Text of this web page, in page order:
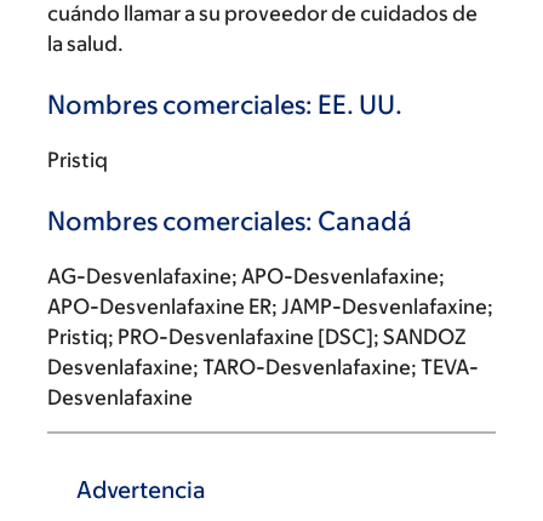
cuándo llamar a su proveedor de cuidados de
la salud.
Nombres comerciales: EE. UU.
Pristiq
Nombres comerciales: Canadá
AG-Desvenlafaxine; APO-Desvenlafaxine;
APO-Desvenlafaxine ER; JAMP-Desvenlafaxine;
Pristiq; PRO-Desvenlafaxine [DSC]; SANDOZ
Desvenlafaxine; TARO-Desvenlafaxine; TEVA-
Desvenlafaxine
Advertencia